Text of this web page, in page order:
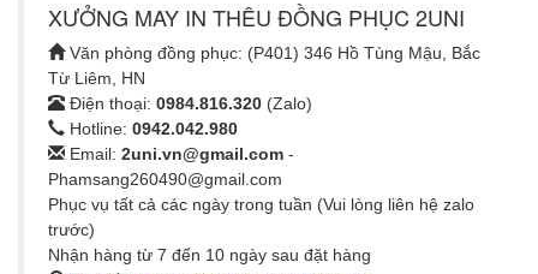
XƯỞNG MAY IN THÊU ĐỒNG PHỤC 2UNI
Văn phòng đồng phục: (P401) 346 Hồ Tùng Mậu, Bắc
Từ Liêm, HN
Điện thoại: 0984.816.320 (Zalo)
Hotline: 0942.042.980
Email: 2uni.vn@gmail.com -
Phamsang260490@gmail.com
Phục vụ tất cả các ngày trong tuần (Vui lòng liên hệ zalo
trước)
Nhận hàng từ 7 đến 10 ngày sau đặt hàng